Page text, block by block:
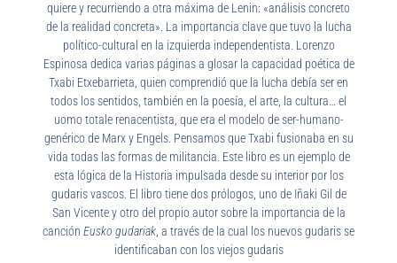
quiere y recurriendo a otra máxima de Lenin: «análisis concreto
de la realidad concreta». La importancia clave que tuvo la lucha
político-cultural en la izquierda independentista. Lorenzo
Espinosa dedica varias páginas a glosar la capacidad poética de
Txabi Etxebarrieta, quien comprendió que la lucha debía ser en
todos los sentidos, también en la poesía, el arte, la cultura… el
uomo totale renacentista, que era el modelo de ser-humano-
genérico de Marx y Engels. Pensamos que Txabi fusionaba en su
vida todas las formas de militancia. Este libro es un ejemplo de
esta lógica de la Historia impulsada desde su interior por los
gudaris vascos. El libro tiene dos prólogos, uno de Iñaki Gil de
San Vicente y otro del propio autor sobre la importancia de la
canción Eusko gudariak, a través de la cual los nuevos gudaris se
identificaban con los viejos gudaris